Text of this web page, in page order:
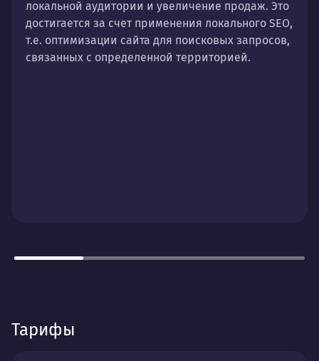
локальной аудитории и увеличение продаж. Это
достигается за счет применения локального SEO,
т.е. оптимизации сайта для поисковых запросов,
связанных с определенной территорией.
Тарифы